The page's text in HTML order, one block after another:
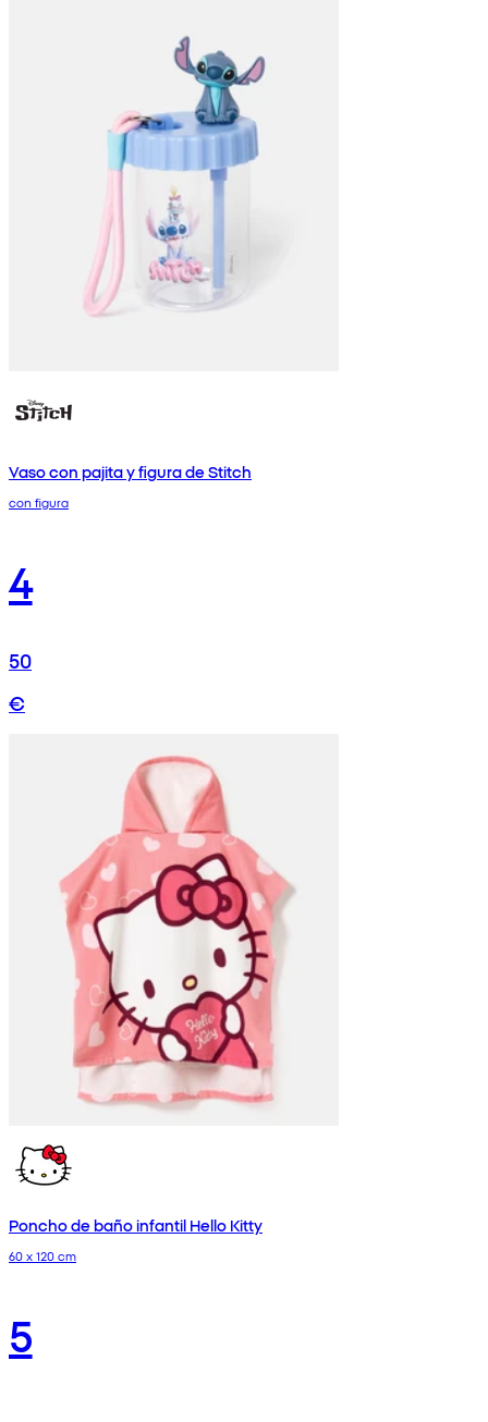
Vaso con pajita y figura de Stitch
con figura
4
50
€
Poncho de baño infantil Hello Kitty
60 x 120 cm
5